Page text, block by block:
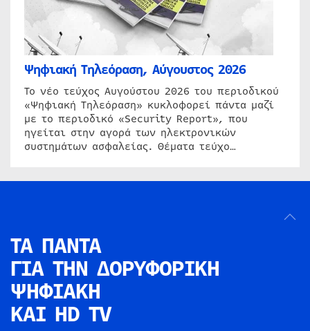
Ψηφιακή Τηλεόραση, Αύγουστος 2026
Το νέο τεύχος Αυγούστου 2026 του περιοδικού
«Ψηφιακή Τηλεόραση» κυκλοφορεί πάντα μαζί
με το περιοδικό «Security Report», που
ηγείται στην αγορά των ηλεκτρονικών
συστημάτων ασφαλείας. Θέματα τεύχο…
ΤΑ ΠΑΝΤΑ
ΓΙΑ ΤΗΝ ΔΟΡΥΦΟΡΙΚΗ
ΨΗΦΙΑΚΗ
ΚΑΙ HD TV